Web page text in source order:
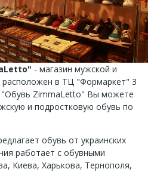
- магазин мужской и
в ТЦ "Формаркет" 3
ZimmaLetto" Вы можете
и подростковую обувь по
обувь от украинских
работает с обувными
Киева, Харькова, Тернополя,